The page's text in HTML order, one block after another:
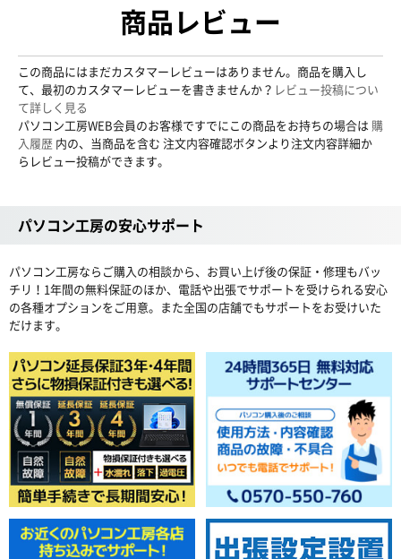
商品レビュー
この商品にはまだカスタマーレビューはありません。商品を購入し
て、最初のカスタマーレビューを書きませんか？ レビュー投稿につい
て詳しく見る
パソコン工房WEB会員のお客様ですでにこの商品をお持ちの場合は 購
入履歴 内の、当商品を含む 注文内容確認ボタンより注文内容詳細か
らレビュー投稿ができます。
パソコン工房の安心サポート
パソコン工房ならご購入の相談から、お買い上げ後の保証・修理もバッ
チリ！1年間の無料保証のほか、電話や出張でサポートを受けられる安心
の各種オプションをご用意。また全国の店舗でもサポートをお受けいた
だけます。